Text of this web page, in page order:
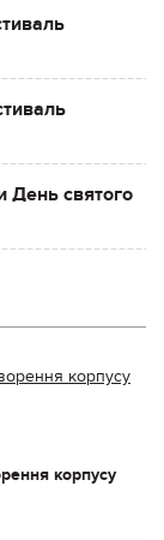
День святого
корпусу